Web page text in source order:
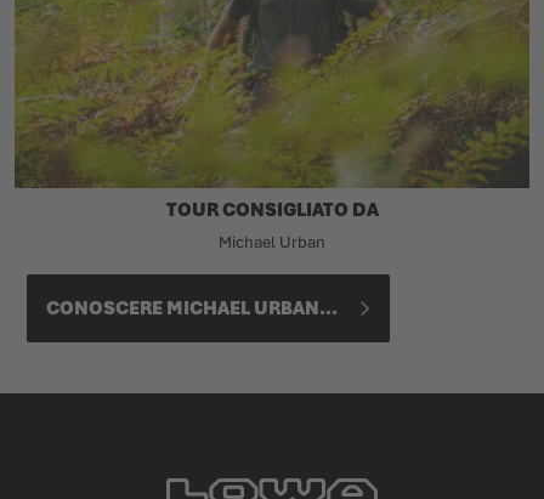
TOUR CONSIGLIATO DA
Michael Urban
CONOSCERE MICHAEL URBAN...